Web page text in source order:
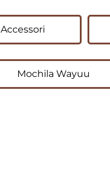
Accessori
Mochila Wayuu